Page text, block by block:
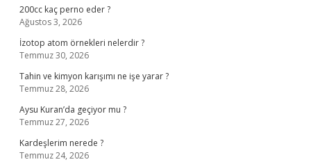
200cc kaç perno eder ?
Ağustos 3, 2026
İzotop atom örnekleri nelerdir ?
Temmuz 30, 2026
Tahin ve kimyon karışımı ne işe yarar ?
Temmuz 28, 2026
Aysu Kuran’da geçiyor mu ?
Temmuz 27, 2026
Kardeşlerim nerede ?
Temmuz 24, 2026